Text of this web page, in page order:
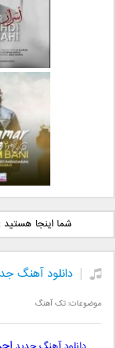
دانلود
دانلود
بانی
شما اینجا هستید
دانلود آهنگ
موضوعات:تک آهنگ